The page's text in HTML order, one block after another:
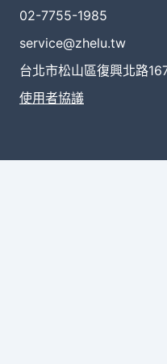
02-7755-1985
service@zhelu.tw
台北市松山區復興北路
使用者協議